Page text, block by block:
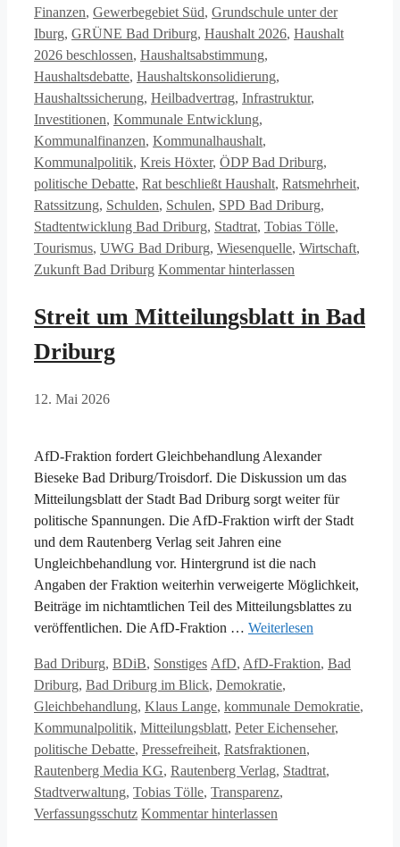
Finanzen, Gewerbegebiet Süd, Grundschule unter der
Iburg, GRÜNE Bad Driburg, Haushalt 2026, Haushalt
2026 beschlossen, Haushaltsabstimmung,
Haushaltsdebatte, Haushaltskonsolidierung,
Haushaltssicherung, Heilbadvertrag, Infrastruktur,
Investitionen, Kommunale Entwicklung,
Kommunalfinanzen, Kommunalhaushalt,
Kommunalpolitik, Kreis Höxter, ÖDP Bad Driburg,
politische Debatte, Rat beschließt Haushalt, Ratsmehrheit,
Ratssitzung, Schulden, Schulen, SPD Bad Driburg,
Stadtentwicklung Bad Driburg, Stadtrat, Tobias Tölle,
Tourismus, UWG Bad Driburg, Wiesenquelle, Wirtschaft,
Zukunft Bad Driburg Kommentar hinterlassen
Streit um Mitteilungsblatt in Bad
Driburg
12. Mai 2026
AfD-Fraktion fordert Gleichbehandlung Alexander
Bieseke Bad Driburg/Troisdorf. Die Diskussion um das
Mitteilungsblatt der Stadt Bad Driburg sorgt weiter für
politische Spannungen. Die AfD-Fraktion wirft der Stadt
und dem Rautenberg Verlag seit Jahren eine
Ungleichbehandlung vor. Hintergrund ist die nach
Angaben der Fraktion weiterhin verweigerte Möglichkeit,
Beiträge im nichtamtlichen Teil des Mitteilungsblattes zu
veröffentlichen. Die AfD-Fraktion … Weiterlesen
Kategorien
Bad Driburg, BDiB, Sonstiges Schlagwörter
AfD, AfD-Fraktion, Bad
Driburg, Bad Driburg im Blick, Demokratie,
Gleichbehandlung, Klaus Lange, kommunale Demokratie,
Kommunalpolitik, Mitteilungsblatt, Peter Eichenseher,
politische Debatte, Pressefreiheit, Ratsfraktionen,
Rautenberg Media KG, Rautenberg Verlag, Stadtrat,
Stadtverwaltung, Tobias Tölle, Transparenz,
Verfassungsschutz Kommentar hinterlassen